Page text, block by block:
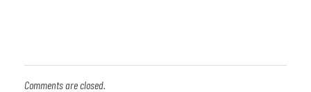
Comments are closed.